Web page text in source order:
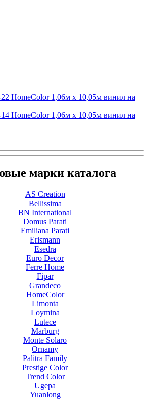
HomeColor 1,06м х 10,05м винил на
HomeColor 1,06м х 10,05м винил на
марки каталога
AS Creation
Bellissima
BN International
Domus Parati
Emiliana Parati
Erismann
Esedra
Euro Decor
Ferre Home
Fipar
Grandeco
HomeColor
Limonta
Loymina
Lutece
Marburg
Monte Solaro
Ornamy
Palitra Family
Prestige Color
Trend Color
Ugepa
Yuanlong